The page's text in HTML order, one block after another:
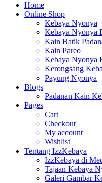
Home
Online Shop
Kebaya Nyonya
Kebaya Nyonya
Kain Batik
Kain Pareo
Kebaya Nyonya
Kerongsang
Payung Nyonya
Blogs
Padanan Kain
Pages
Cart
Checkout
My account
Wishlist
Tentang IzzKebaya
IzzKebaya di
Tajaan Kebaya
Galeri Gambar